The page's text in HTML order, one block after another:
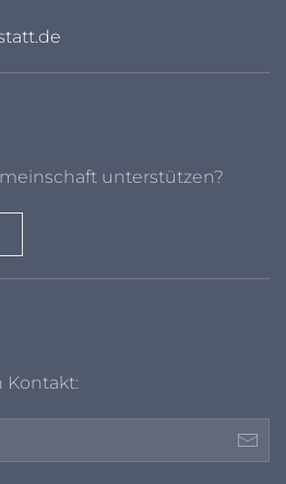
unterstützen?
Kontakt: